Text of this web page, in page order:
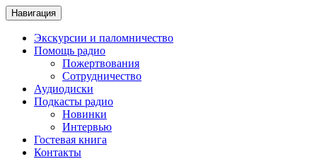
Навигация
Экскурсии и паломничество
Помощь радио
Пожертвования
Сотрудничество
Аудиодиски
Подкасты радио
Новинки
Интервью
Гостевая книга
Контакты